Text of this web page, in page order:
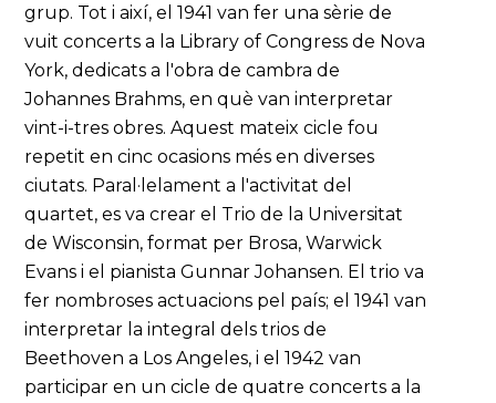
grup. Tot i així, el 1941 van fer una sèrie de
vuit concerts a la Library of Congress de Nova
York, dedicats a l'obra de cambra de
Johannes Brahms, en què van interpretar
vint-i-tres obres. Aquest mateix cicle fou
repetit en cinc ocasions més en diverses
ciutats. Paral·lelament a l'activitat del
quartet, es va crear el Trio de la Universitat
de Wisconsin, format per Brosa, Warwick
Evans i el pianista Gunnar Johansen. El trio va
fer nombroses actuacions pel país; el 1941 van
interpretar la integral dels trios de
Beethoven a Los Angeles, i el 1942 van
participar en un cicle de quatre concerts a la